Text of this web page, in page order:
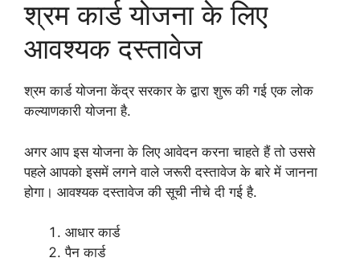
श्रम कार्ड योजना के लिए
आवश्यक दस्तावेज
श्रम कार्ड योजना केंद्र सरकार के द्वारा शुरू की गई एक लोक
कल्याणकारी योजना है.
अगर आप इस योजना के लिए आवेदन करना चाहते हैं तो उससे
पहले आपको इसमें लगने वाले जरूरी दस्तावेज के बारे में जानना
होगा। आवश्यक दस्तावेज की सूची नीचे दी गई है.
आधार कार्ड
पैन कार्ड